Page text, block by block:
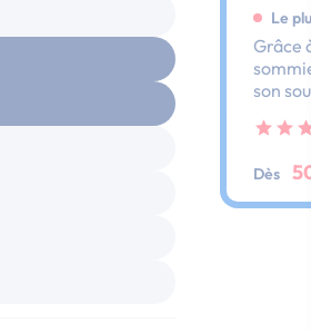
Le
Grâce
son
dos
ses
au
Dès